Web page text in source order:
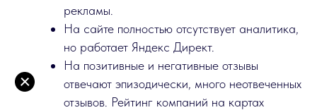
рекламы.
На сайте полностью отсутствует аналитика,
но работает Яндекс Директ.
На позитивные и негативные отзывы
отвечают эпизодически, много неотвеченных
отзывов. Рейтинг компаний на картах